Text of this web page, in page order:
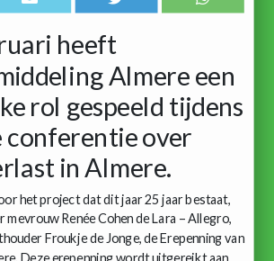
heeft
Almere een
rol gespeeld tijdens
conferentie over
in Almere.
het project dat dit jaar 25 jaar bestaat,
Renée Cohen de Lara – Allegro,
Froukje de Jonge, de Erepenning van
Deze erepenning wordt uitgereikt aan